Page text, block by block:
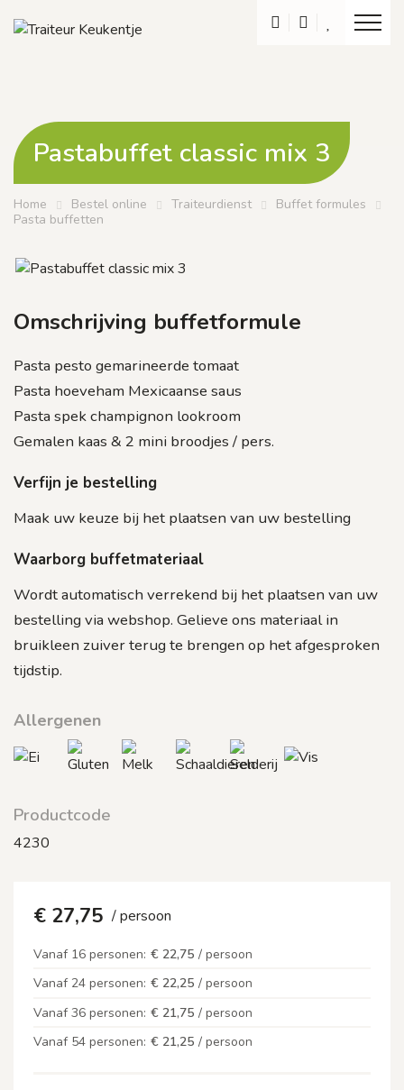
Toon
Pastabuffet classic mix 3
Home Bestel online Traiteurdienst
Buffet formules
Pasta buffetten
Omschrijving buffetformule
Pasta pesto gemarineerde tomaat
Pasta hoeveham Mexicaanse saus
Pasta spek champignon lookroom
Gemalen kaas & 2 mini broodjes / pers.
Verfijn je bestelling
Maak uw keuze bij het plaatsen van uw bestelling
Waarborg buffetmateriaal
Wordt automatisch verrekend bij het plaatsen van uw
bestelling via webshop. Gelieve ons materiaal in
bruikleen zuiver terug te brengen op het afgesproken
tijdstip.
Allergenen
Productcode
4230
€ 27,75 / persoon
Vanaf 16 personen: € 22,75 / persoon
Vanaf 24 personen: € 22,25 / persoon
Vanaf 36 personen: € 21,75 / persoon
Vanaf 54 personen: € 21,25 / persoon